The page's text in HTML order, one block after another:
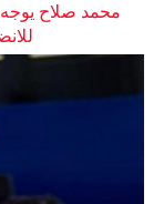
محمد صلاح يوجه